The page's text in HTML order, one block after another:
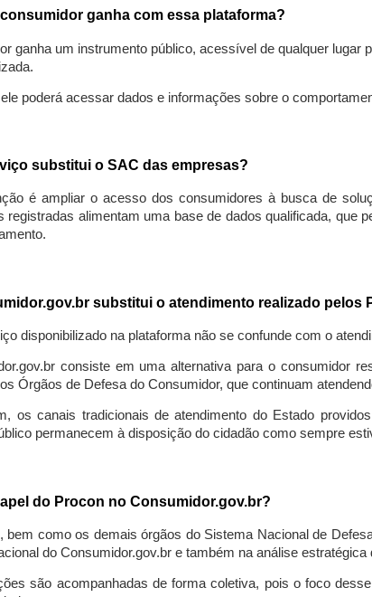
ganha com essa plataforma?
ganha um instrumento público, acessível de qualquer
poderá acessar dados e informações sobre o
substitui o SAC das empresas?
é ampliar o acesso dos consumidores à busca de
registradas alimentam uma base de dados qualificada, que
substitui o atendimento realizado pelos
disponibilizado na plataforma não se confunde com o
consiste em uma alternativa para o consumidor
Órgãos de Defesa do Consumidor, que continuam
os canais tradicionais de atendimento do Estado
permanecem à disposição do cidadão como sempre
do Procon no Consumidor.gov.br?
bem como os demais órgãos do Sistema Nacional de
do Consumidor.gov.br e também na análise estratégica
são acompanhadas de forma coletiva, pois o foco